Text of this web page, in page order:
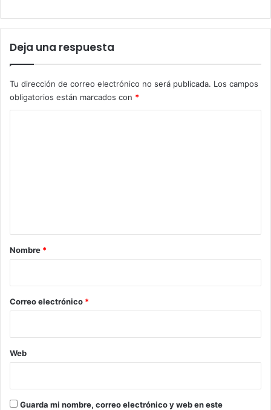
Deja una respuesta
Tu dirección de correo electrónico no será publicada. Los campos
obligatorios están marcados con *
r
*
Nombre *
Correo electrónico *
Web
Guarda mi nombre, correo electrónico y web en este